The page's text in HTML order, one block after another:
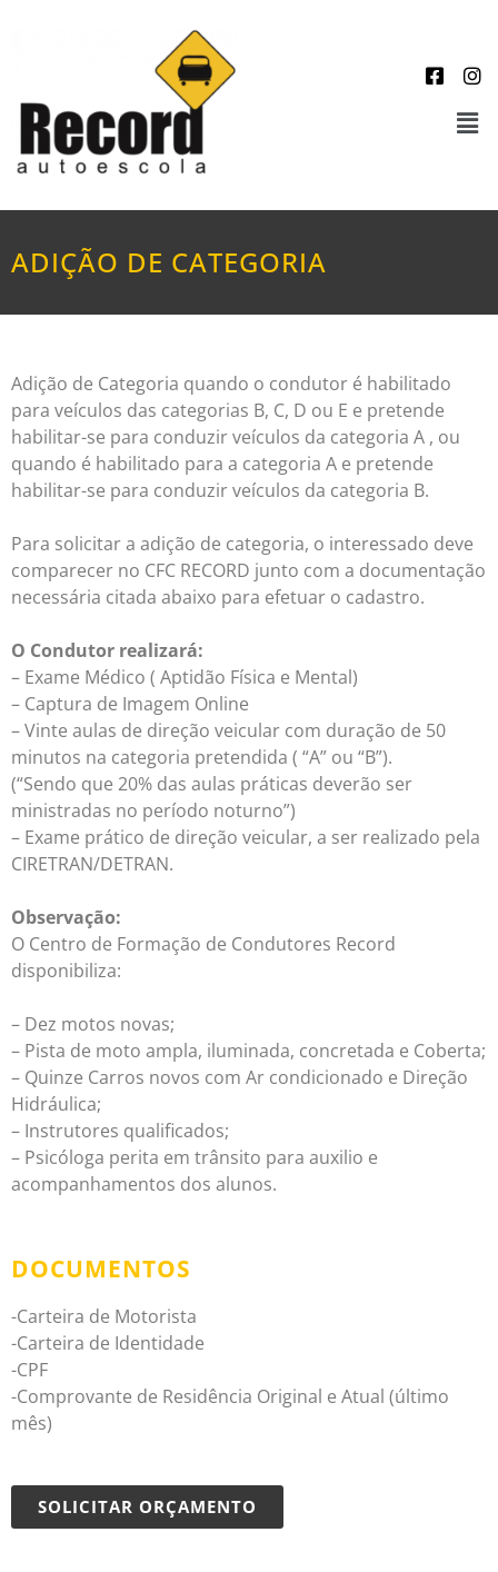
ADIÇÃO DE CATEGORIA
Adição de Categoria quando o condutor é habilitado
para veículos das categorias B, C, D ou E e pretende
habilitar-se para conduzir veículos da categoria A , ou
quando é habilitado para a categoria A e pretende
habilitar-se para conduzir veículos da categoria B.
Para solicitar a adição de categoria, o interessado deve
comparecer no CFC RECORD junto com a documentação
necessária citada abaixo para efetuar o cadastro.
O Condutor realizará:
– Exame Médico ( Aptidão Física e Mental)
– Captura de Imagem Online
– Vinte aulas de direção veicular com duração de 50
minutos na categoria pretendida ( “A” ou “B”).
(“Sendo que 20% das aulas práticas deverão ser
ministradas no período noturno”)
– Exame prático de direção veicular, a ser realizado pela
CIRETRAN/DETRAN.
Observação:
O Centro de Formação de Condutores Record
disponibiliza:
– Dez motos novas;
– Pista de moto ampla, iluminada, concretada e Coberta;
– Quinze Carros novos com Ar condicionado e Direção
Hidráulica;
– Instrutores qualificados;
– Psicóloga perita em trânsito para auxilio e
acompanhamentos dos alunos.
DOCUMENTOS
-Carteira de Motorista
-Carteira de Identidade
-CPF
-Comprovante de Residência Original e Atual (último
mês)
SOLICITAR ORÇAMENTO